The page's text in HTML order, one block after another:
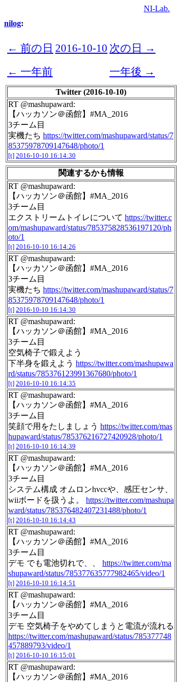
NI-Lab.
nilog:
← 前の日 2016-10-10 次の日 →
← 一年前
一年後 →
Twitter (2016-10-10)
RT @mashupaward:
【ハッカソン＠函館】#MA_2016
3チーム目
実機たち https://twitter.com/mashupaward/status/7
85375978709147648/photo/1
[t] 2016-10-10 16:14:30
関連するかも情報
RT @mashupaward:
【ハッカソン＠函館】#MA_2016
3チーム目
エクストリームトイレについて https://twitter.c
om/mashupaward/status/785375828536197120/ph
oto/1
[t] 2016-10-10 16:14:26
RT @mashupaward:
【ハッカソン＠函館】#MA_2016
3チーム目
実機たち https://twitter.com/mashupaward/status/7
85375978709147648/photo/1
[t] 2016-10-10 16:14:30
RT @mashupaward:
【ハッカソン＠函館】#MA_2016
3チーム目
空気椅子で鍛えよう
下半身を鍛えよう https://twitter.com/mashupawa
rd/status/785376123991367680/photo/1
[t] 2016-10-10 16:14:35
RT @mashupaward:
【ハッカソン＠函館】#MA_2016
3チーム目
笑顔で用をたしましょう https://twitter.com/mas
hupaward/status/785376216727420928/photo/1
[t] 2016-10-10 16:14:39
RT @mashupaward:
【ハッカソン＠函館】#MA_2016
3チーム目
システム構成 オムロンhvccや、感圧センサ、
wiiボードを扱うよ。 https://twitter.com/mashupa
ward/status/785376482407231488/photo/1
[t] 2016-10-10 16:14:43
RT @mashupaward:
【ハッカソン＠函館】#MA_2016
3チーム目
デモ でも電池切れで、、 https://twitter.com/ma
shupaward/status/785377635777982465/video/1
[t] 2016-10-10 16:14:51
RT @mashupaward:
【ハッカソン＠函館】#MA_2016
3チーム目
デモ 空気椅子をやめてしまうと電流が流れる
https://twitter.com/mashupaward/status/785377748
457889793/video/1
[t] 2016-10-10 16:15:01
RT @mashupaward:
【ハッカソン＠函館】#MA_2016